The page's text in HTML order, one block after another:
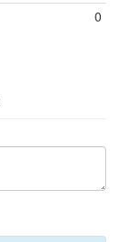
0